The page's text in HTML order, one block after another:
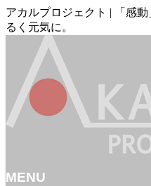
アカルプロジェクト | 「感
るく元気に。
MENU